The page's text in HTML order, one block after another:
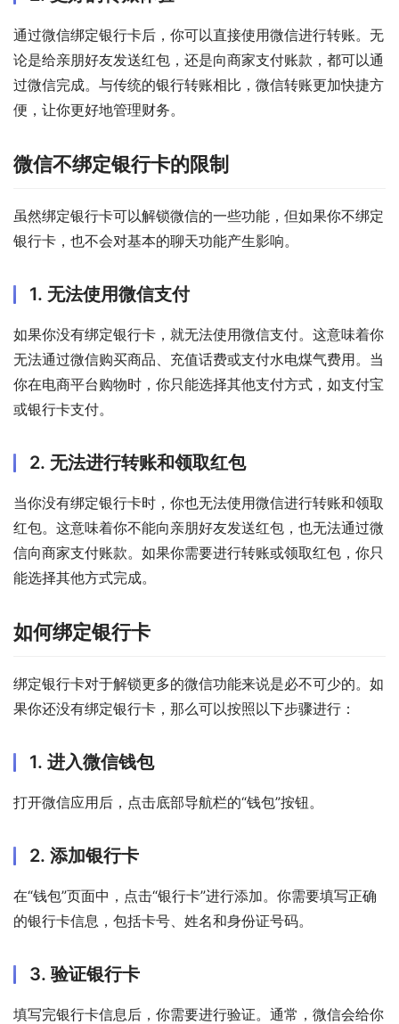
通过微信绑定银行卡后，你可以直接使用微信进行转账。无
论是给亲朋好友发送红包，还是向商家支付账款，都可以通
过微信完成。与传统的银行转账相比，微信转账更加快捷方
便，让你更好地管理财务。
微信不绑定银行卡的限制
虽然绑定银行卡可以解锁微信的一些功能，但如果你不绑定
银行卡，也不会对基本的聊天功能产生影响。
1. 无法使用微信支付
如果你没有绑定银行卡，就无法使用微信支付。这意味着你
无法通过微信购买商品、充值话费或支付水电煤气费用。当
你在电商平台购物时，你只能选择其他支付方式，如支付宝
或银行卡支付。
2. 无法进行转账和领取红包
当你没有绑定银行卡时，你也无法使用微信进行转账和领取
红包。这意味着你不能向亲朋好友发送红包，也无法通过微
信向商家支付账款。如果你需要进行转账或领取红包，你只
能选择其他方式完成。
如何绑定银行卡
绑定银行卡对于解锁更多的微信功能来说是必不可少的。如
果你还没有绑定银行卡，那么可以按照以下步骤进行：
1. 进入微信钱包
打开微信应用后，点击底部导航栏的“钱包”按钮。
2. 添加银行卡
在“钱包”页面中，点击“银行卡”进行添加。你需要填写正确
的银行卡信息，包括卡号、姓名和身份证号码。
3. 验证银行卡
填写完银行卡信息后，你需要进行验证。通常，微信会给你